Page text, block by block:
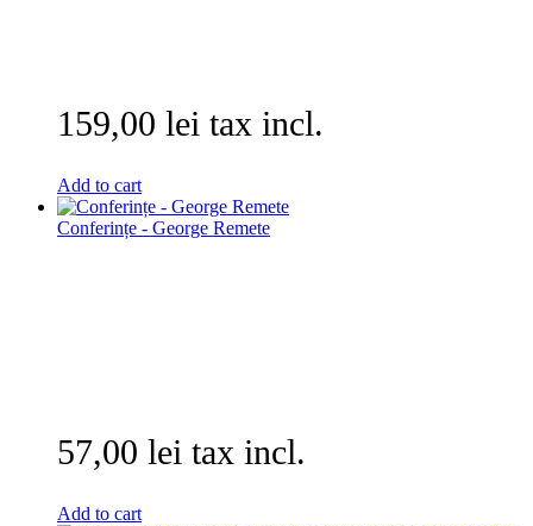
159,00 lei tax incl.
Add to cart
Conferințe - George Remete
57,00 lei tax incl.
Add to cart